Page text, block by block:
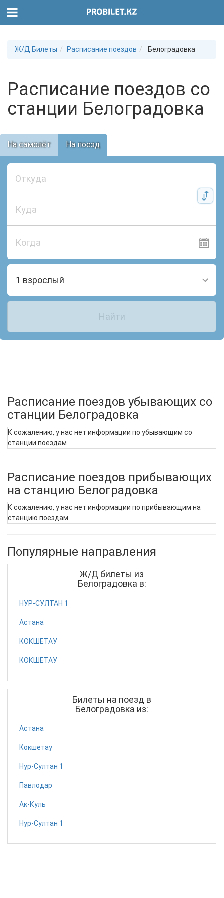
Ж/Д Билеты Расписание поездов Белоградовка
Расписание поездов со
станции Белоградовка
На самолёт На поезд
Когда
1 взрослый
Найти
Расписание поездов убывающих со
станции Белоградовка
К сожалению, у нас нет информации по убывающим со
станции поездам
Расписание поездов прибывающих
на станцию Белоградовка
К сожалению, у нас нет информации по прибывающим на
станцию поездам
Популярные направления
Ж/Д билеты из
Белоградовка в:
НУР-СУЛТАН 1
Астана
КОКШЕТАУ
КОКШЕТАУ
Билеты на поезд в
Белоградовка из:
Астана
Кокшетау
Нур-Султан 1
Павлодар
Ак-Куль
Нур-Султан 1